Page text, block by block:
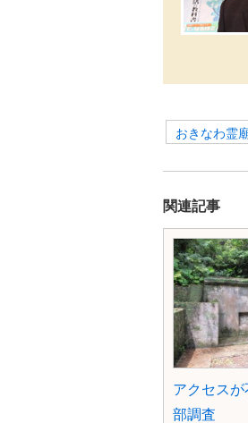
おきなわ霊
関連記事
アクセス
部調査